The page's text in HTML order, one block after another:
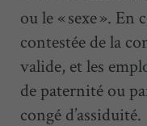
ou le « sexe ».
contestée de la
valide, et les
de paternité ou
congé d’assiduité.